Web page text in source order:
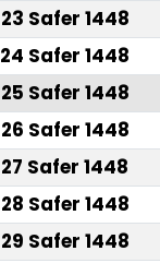
23 Safer 1448
24 Safer 1448
25 Safer 1448
26 Safer 1448
27 Safer 1448
28 Safer 1448
29 Safer 1448